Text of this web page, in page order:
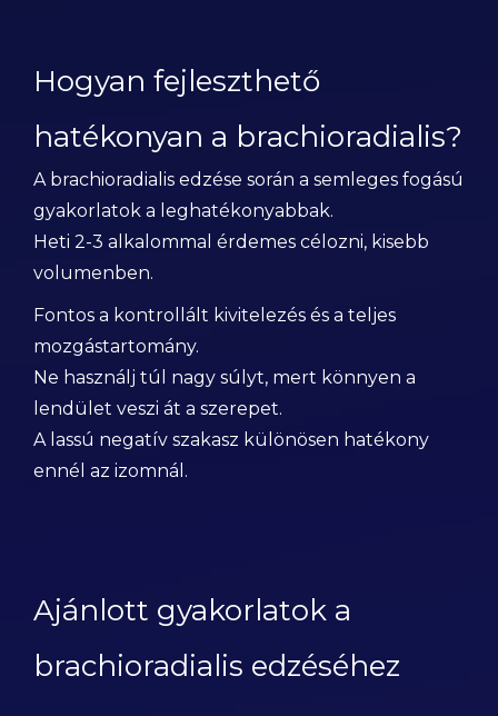
Hogyan fejleszthető
hatékonyan a brachioradialis?
A brachioradialis edzése során a semleges fogású
gyakorlatok a leghatékonyabbak.
Heti 2-3 alkalommal érdemes célozni, kisebb
volumenben.
Fontos a kontrollált kivitelezés és a teljes
mozgástartomány.
Ne használj túl nagy súlyt, mert könnyen a
lendület veszi át a szerepet.
A lassú negatív szakasz különösen hatékony
ennél az izomnál.
Ajánlott gyakorlatok a
brachioradialis edzéséhez